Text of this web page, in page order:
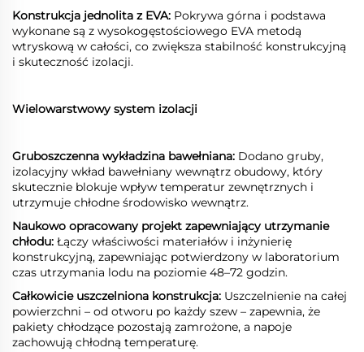
Konstrukcja jednolita z EVA: Pokrywa górna i podstawa
wykonane są z wysokogęstościowego EVA metodą
wtryskową w całości, co zwiększa stabilność konstrukcyjną
i skuteczność izolacji.
Wielowarstwowy system izolacji
Gruboszczenna wykładzina bawełniana: Dodano gruby,
izolacyjny wkład bawełniany wewnątrz obudowy, który
skutecznie blokuje wpływ temperatur zewnętrznych i
utrzymuje chłodne środowisko wewnątrz.
Naukowo opracowany projekt zapewniający utrzymanie
chłodu: Łączy właściwości materiałów i inżynierię
konstrukcyjną, zapewniając potwierdzony w laboratorium
czas utrzymania lodu na poziomie 48–72 godzin.
Całkowicie uszczelniona konstrukcja: Uszczelnienie na całej
powierzchni – od otworu po każdy szew – zapewnia, że
pakiety chłodzące pozostają zamrożone, a napoje
zachowują chłodną temperaturę.